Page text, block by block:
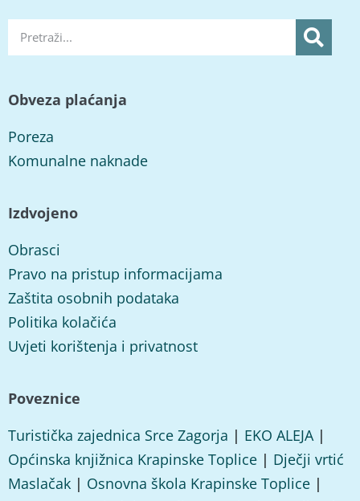
Obveza plaćanja
Poreza
Komunalne naknade
Izdvojeno
Obrasci
Pravo na pristup informacijama
Zaštita osobnih podataka
Politika kolačića
Uvjeti korištenja i privatnost
Poveznice
Turistička zajednica Srce Zagorja | EKO ALEJA|
Općinska knjižnica Krapinske Toplice | Dječji vrtić
Maslačak | Osnovna škola Krapinske Toplice |